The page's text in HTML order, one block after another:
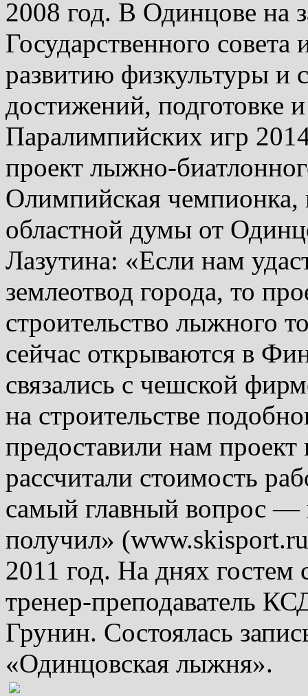
2008 год. В Одинцове на
Государственного
развитию физкультуры и
достижений,
Паралимпийских игр
проект лыжно-
Олимпийская чемпионка,
областной думы от
Лазутина: «Если нам
землеотвод города, то
строительство лыжного
сейчас открываются в
связались с чешской
на строительстве
предоставили нам проект
рассчитали стоимость
самый главный вопрос
получил»
2011 год. На днях
тренер-преподаватель
Грунин. Состоялась
«Одинцовская лыжня».